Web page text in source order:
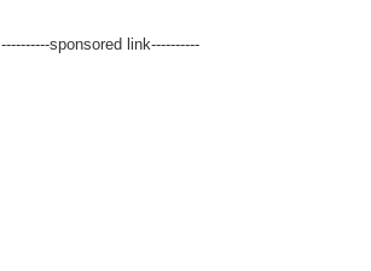
----------sponsored link----------